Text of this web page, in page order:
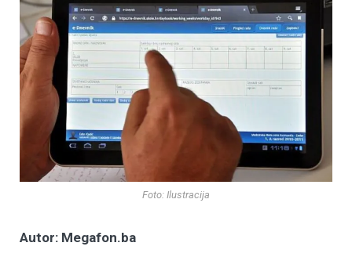
Foto: Ilustracija
Autor: Megafon.ba